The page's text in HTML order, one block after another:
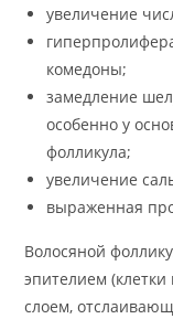
увеличение
комедоны;
замедление
особенно у
фолликула;
увеличение
выраженная
Волосяной
эпителием
слоем,